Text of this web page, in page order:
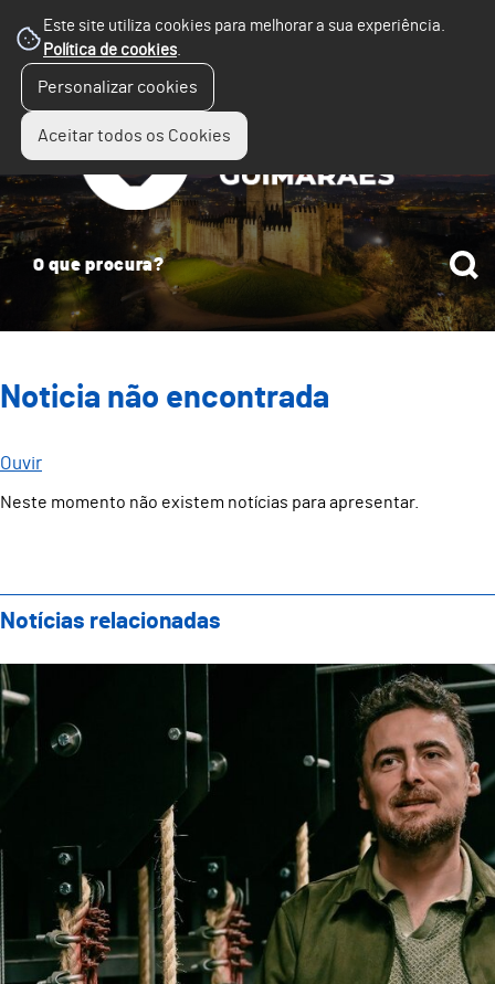
Este site utiliza cookies para melhorar a sua experiência.
Política de cookies.
Personalizar cookies
Aceitar todos os Cookies
Noticia não encontrada
Ouvir
Neste momento não existem notícias para apresentar.
Notícias relacionadas
Teatro Oficina apresenta nova direção artística com